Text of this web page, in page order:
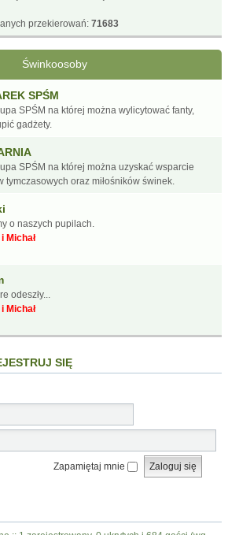
przekierowań: 71683
Świnkoosoby
SPŚM
SPŚM na której można wylicytować fanty,
gadżety.
SPŚM na której można uzyskać wsparcie
tymczasowych oraz miłośników świnek.
o naszych pupilach.
Michał
odeszły...
Michał
SIĘ
Zapamiętaj mnie